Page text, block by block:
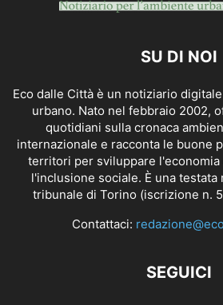
SU DI NOI
Eco dalle Città è un notiziario
urbano. Nato nel febbraio 2002,
quotidiani sulla cronaca
internazionale e racconta le buone
territori per sviluppare
l'inclusione sociale. È una
tribunale di Torino (iscrizione n.
Contattaci:
SEGUICI